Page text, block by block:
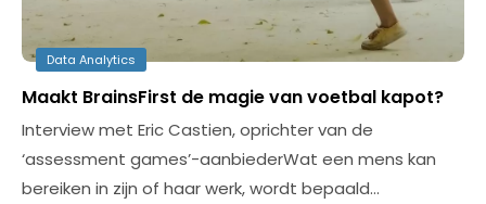
Data Analytics
Maakt BrainsFirst de magie van voetbal kapot?
Interview met Eric Castien, oprichter van de
‘assessment games’-aanbiederWat een mens kan
bereiken in zijn of haar werk, wordt bepaald…